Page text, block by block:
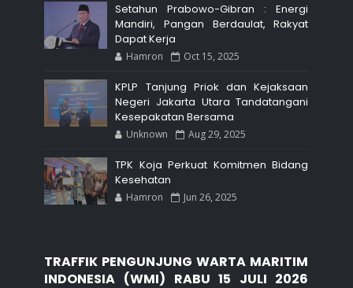
Setahun Prabowo-Gibran : Energi
Mandiri, Pangan Berdaulat, Rakyat
Dapat Kerja
Hamron Oct 15, 2025
KPLP Tanjung Priok dan Kejaksaan
Negeri Jakarta Utara Tandatangani
Kesepakatan Bersama
Unknown Aug 29, 2025
TPK Koja Perkuat Komitmen Bidang
Kesehatan
Hamron Jun 26, 2025
TRAFFIK PENGUNJUNG WARTA MARITIM
INDONESIA (WMI) RABU 15 JULI 2026